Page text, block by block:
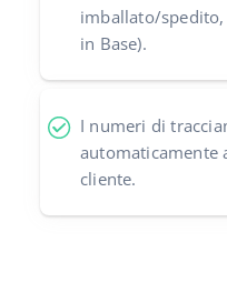
imballato/
in Base).
I numeri di
automaticamente
cliente.